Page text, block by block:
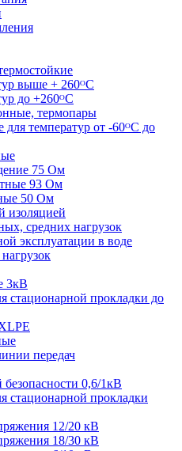
выше + 260ᴼС
до +260ᴼС
термопары
температур от -60ᴼC до
75 Ом
93 Ом
50 Ом
изоляцией
средних нагрузок
эксплуатации в воде
3кВ
стационарной прокладки до
передач
0,6/1кВ
стационарной прокладки
12/20 кВ
18/30 кВ